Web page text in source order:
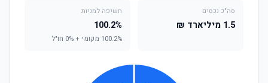
סה"כ נכסים
1.5 מיליארד ₪
חשיפה למניות
100.2%
100.2% מקומי + 0% חו"ל